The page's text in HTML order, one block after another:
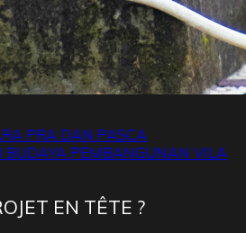
PRA DAN PASCA
BUDAYA PEMBANGUNAN VILA
EN TÊTE ?